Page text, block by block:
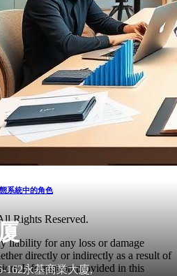
162永基商業大廈,
系統中的角色
Rights Reserved.
liability for any loss or damage
directly or indirectly as a result of
Information provided in this